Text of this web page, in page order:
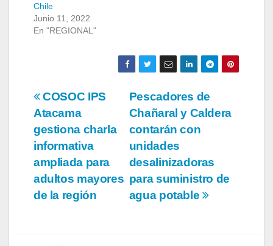
Chile
Junio 11, 2022
En "REGIONAL"
Navegación
de
entradas
Pescadores de
Chañaral y Caldera
contarán con
unidades
desalinizadoras
para suministro de
agua potable
COSOC IPS
Atacama
gestiona charla
informativa
ampliada para
adultos mayores
de la región